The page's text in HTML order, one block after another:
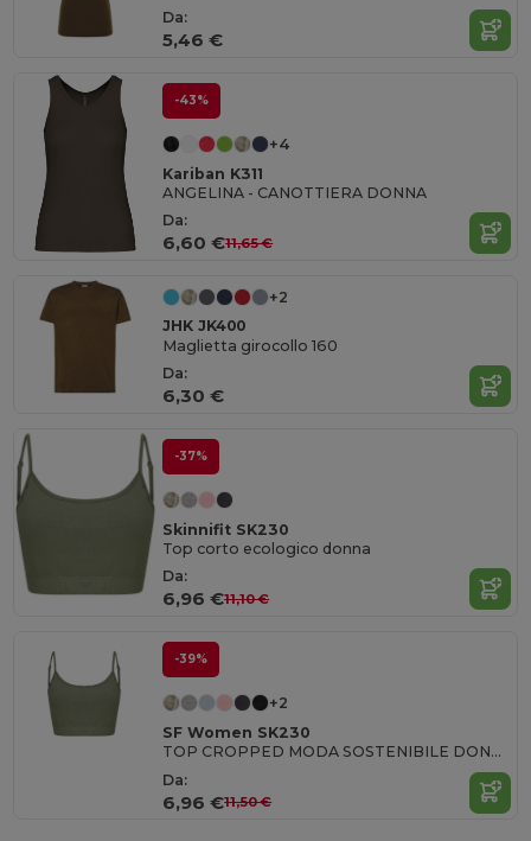
Da:
5,46 €
-43%
+4
Kariban K311
ANGELINA - CANOTTIERA DONNA
Da:
6,60 €11,65 €
+2
JHK JK400
Maglietta girocollo 160
Da:
6,30 €
-37%
Skinnifit SK230
Top corto ecologico donna
Da:
6,96 €11,10 €
-39%
+2
SF Women SK230
TOP CROPPED MODA SOSTENIBILE DONNA
Da:
6,96 €11,50 €